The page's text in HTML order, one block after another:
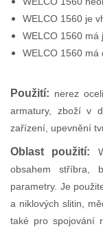
WELCO 1560 je
WELCO 1560 má
WELCO 1560 má
Použití: nerez
armatury, zboží v
zařízení, upevnění
Oblast použití:
obsahem stříbra,
parametry. Je
a niklových slitin,
také pro spojování